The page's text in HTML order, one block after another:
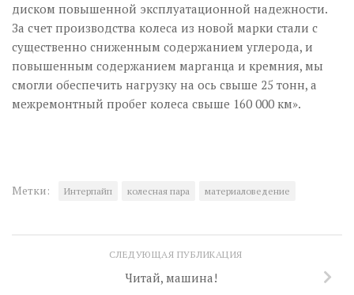
диском повышенной эксплуатационной надежности.
За счет производства колеса из новой марки стали с
существенно сниженным содержанием углерода, и
повышенным содержанием марганца и кремния, мы
смогли обеспечить нагрузку на ось свыше 25 тонн, а
межремонтный пробег колеса свыше 160 000 км».
Метки: Интерпайп колесная пара материаловедение
СЛЕДУЮЩАЯ ПУБЛИКАЦИЯ
Читай, машина!